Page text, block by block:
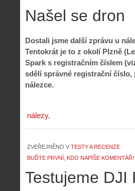
Našel se dron
Dostali jsme další zprávu u
Tentokrát je to z okolí Plzně
Spark s registračním číslem
sdělí správné registrační číslo,
nálezce.
nálezy
ZVEŘEJNĚNO V TESTY A RECENZE
BUĎTE PRVNÍ, KDO NAPÍŠE KOMENTÁŘ!
Testujeme DJI